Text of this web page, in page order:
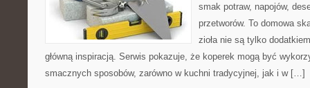
smak potraw, napojów,
przetworów. To domowa
zioła nie są tylko
główną inspiracją. Serwis pokazuje, że koperek mogą być
smacznych sposobów, zarówno w kuchni tradycyjnej, jak i w […]